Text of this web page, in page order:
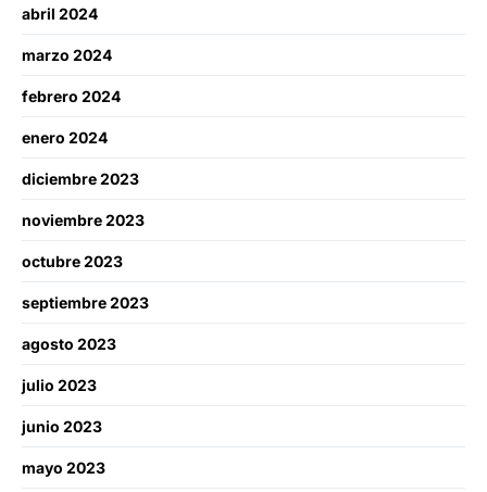
abril 2024
marzo 2024
febrero 2024
enero 2024
diciembre 2023
noviembre 2023
octubre 2023
septiembre 2023
agosto 2023
julio 2023
junio 2023
mayo 2023